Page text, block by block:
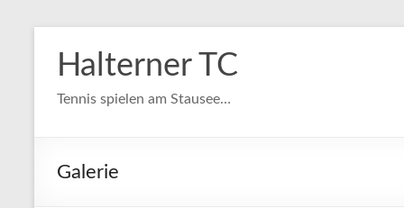
Inhalt
springenHalterner TC
Tennis spielen am Stausee…
Galerie